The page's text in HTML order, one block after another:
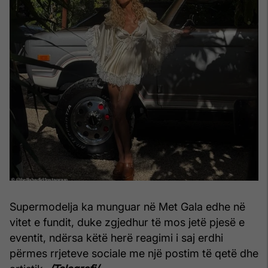
Supermodelja ka munguar në Met Gala edhe në
vitet e fundit, duke zgjedhur të mos jetë pjesë e
eventit, ndërsa këtë herë reagimi i saj erdhi
përmes rrjeteve sociale me një postim të qetë dhe